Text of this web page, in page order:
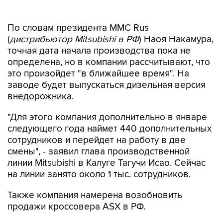
точная дата начала производства пока не
определена, но в компании рассчитывают, что
это произойдет "в ближайшее время". На
заводе будет выпускаться дизельная версия
внедорожника.
"Для этого компания дополнительно в январе
сотрудников и перейдет на работу в две
смены", - заявил глава производственной
линии Mitsubishi в Калуге Тагучи Исао. Сейчас
на линии занято около 1 тыс. сотрудников.
Также компания намерена возобновить
Mitsubishi производит внедорожники Outlander